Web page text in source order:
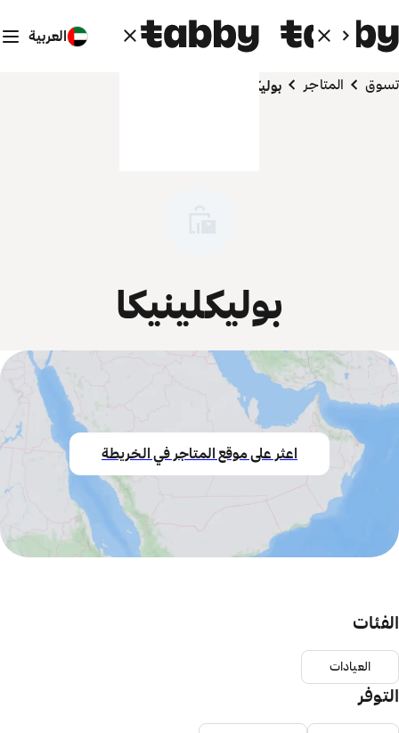
العربية
تسوق المتاجر بوليكلينيكا
بوليكلينيكا
اعثر على موقع المتاجر في الخريطة
الفئات
العيادات
التوفر